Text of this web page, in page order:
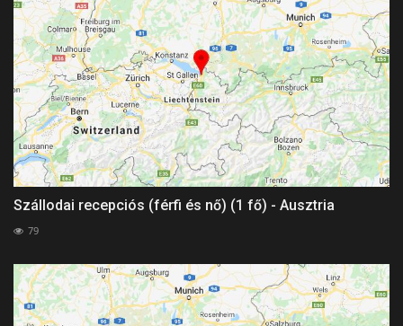
Szállodai recepciós (férfi és nő) (1 fő) - Ausztria
79